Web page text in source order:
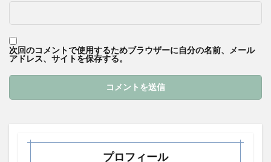
次回のコメントで使用するためブラウザーに自分の名前、メール
アドレス、サイトを保存する。
プロフィール